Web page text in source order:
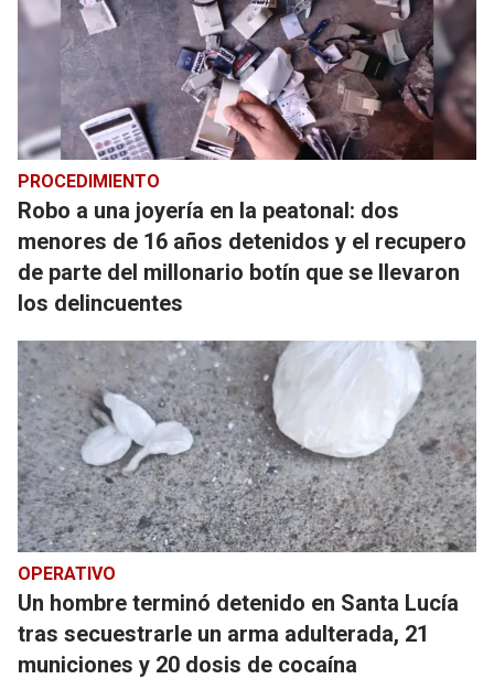
PROCEDIMIENTO
Robo a una joyería en la peatonal: dos
menores de 16 años detenidos y el recupero
de parte del millonario botín que se llevaron
los delincuentes
OPERATIVO
Un hombre terminó detenido en Santa Lucía
tras secuestrarle un arma adulterada, 21
municiones y 20 dosis de cocaína